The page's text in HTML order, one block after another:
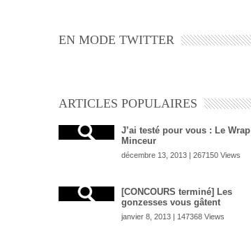
EN MODE TWITTER
ARTICLES POPULAIRES
J’ai testé pour vous : Le Wrap
Minceur
décembre 13, 2013 | 267150 Views
[CONCOURS terminé] Les
gonzesses vous gâtent
janvier 8, 2013 | 147368 Views